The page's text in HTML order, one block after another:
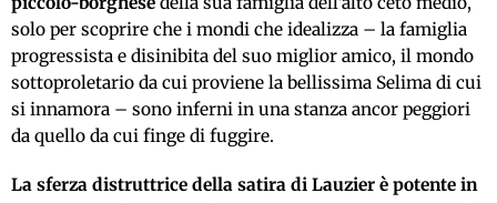
solo per scoprire che i mondi che idealizza – la famiglia
progressista e disinibita del suo miglior amico, il mondo
sottoproletario da cui proviene la bellissima Selima di cui
si innamora – sono inferni in una stanza ancor peggiori
da quello da cui finge di fuggire.
La sferza distruttrice della satira di Lauzier è potente in